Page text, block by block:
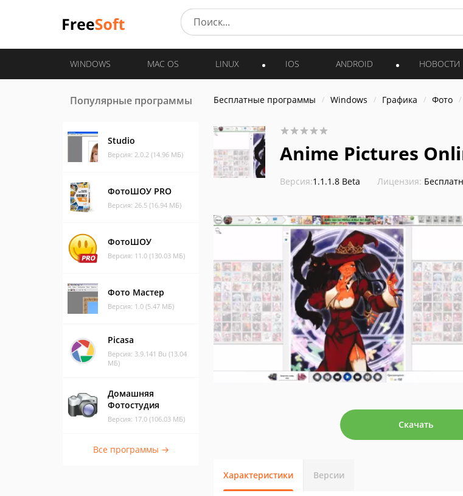
WINDOWS MAC OS LINUX IOS ANDROID НОВОСТИ
Популярные программы
Studio
Версия: 2.0.2 (14.96 МБ)
ФотоШОУ PRO
Версия: 26.5 (16.94 МБ)
ФотоШОУ
Версия: 11.0 (130.03 МБ)
Фото Мастер
Версия: 1.0 (5.47 МБ)
Picasa
Версия: 3.9.141 Bu (13.04
МБ)
Домашняя
Фотостудия
Версия: 17.0 (106.03 МБ)
Все программы →
Бесплатные программы Windows Графика Фото
Anime Pictures
Версия:1.1.1.8 Beta Лицензия:
Скачать
Характеристики Версии